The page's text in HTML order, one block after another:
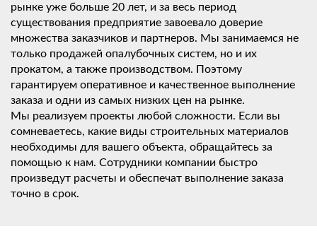
рынке уже больше 20 лет, и за весь период
существования предприятие завоевало доверие
множества заказчиков и партнеров. Мы занимаемся не
только продажей опалубочных систем, но и их
прокатом, а также производством. Поэтому
гарантируем оперативное и качественное выполнение
заказа и одни из самых низких цен на рынке.
Мы реализуем проекты любой сложности. Если вы
сомневаетесь, какие виды строительных материалов
необходимы для вашего объекта, обращайтесь за
помощью к нам. Сотрудники компании быстро
произведут расчеты и обеспечат выполнение заказа
точно в срок.